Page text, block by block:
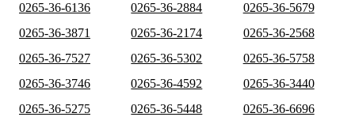
0265-36-6136
0265-36-2884
0265-36-5679
0265-36-3871
0265-36-2174
0265-36-2568
0265-36-7527
0265-36-5302
0265-36-5758
0265-36-3746
0265-36-4592
0265-36-3440
0265-36-5275
0265-36-5448
0265-36-6696